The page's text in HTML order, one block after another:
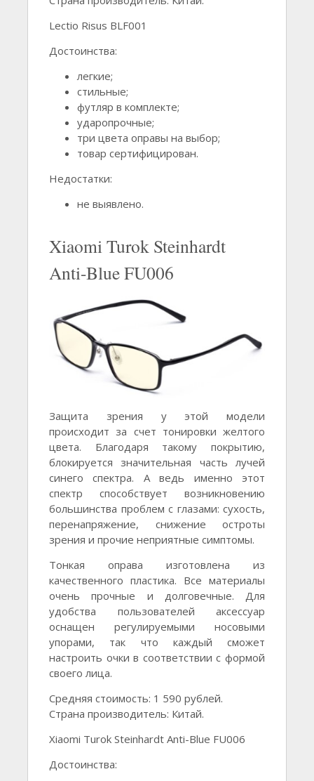
Lectio Risus BLF001
Достоинства:
легкие;
стильные;
футляр в комплекте;
ударопрочные;
три цвета оправы на выбор;
товар сертифицирован.
Недостатки:
не выявлено.
Xiaomi Turok Steinhardt
Anti-Blue FU006
Защита зрения у этой модели
происходит за счет тонировки желтого
цвета. Благодаря такому покрытию,
блокируется значительная часть лучей
синего спектра. А ведь именно этот
спектр способствует возникновению
большинства проблем с глазами: сухость,
перенапряжение, снижение остроты
зрения и прочие неприятные симптомы.
Тонкая оправа изготовлена из
качественного пластика. Все материалы
очень прочные и долговечные. Для
удобства пользователей аксессуар
оснащен регулируемыми носовыми
упорами, так что каждый сможет
настроить очки в соответствии с формой
своего лица.
Средняя стоимость: 1 590 рублей.
Страна производитель: Китай.
Xiaomi Turok Steinhardt Anti-Blue FU006
Достоинства: